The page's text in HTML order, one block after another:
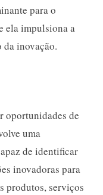
para o
ela impulsiona a
da inovação.
oportunidades de
uma
de identificar
inovadoras para
produtos, serviços